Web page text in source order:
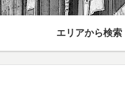
エリアから検索